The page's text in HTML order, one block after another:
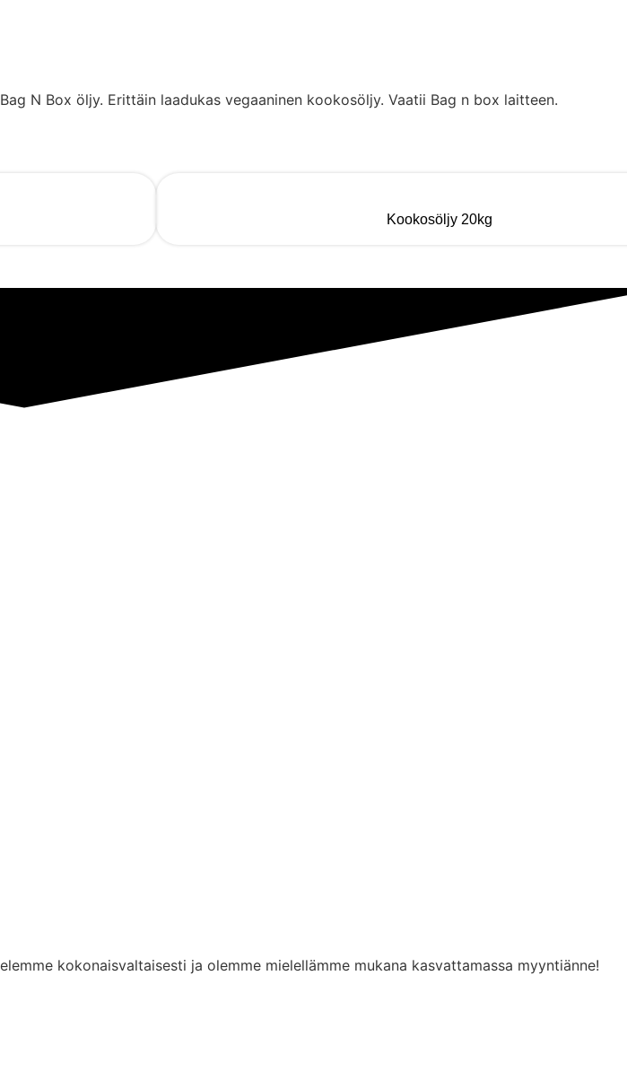
Bag N Box öljy. Erittäin laadukas vegaaninen kookosöljy. Vaatii Bag n box laitteen.
Kookosöljy 20kg
kokonaisvaltaisesti ja olemme mielellämme mukana kasvattamassa myyntiänne!